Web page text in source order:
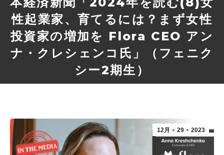
性起業家、育てるには？まず女性
投資家の増加を Flora CEO アン
ナ・クレシェンコ氏」（フェニク
シー2期生）
12月 29 2023